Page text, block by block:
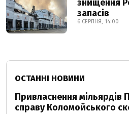
знищення
запасів
6 СЕРПНЯ, 14:00
ОСТАННІ НОВИНИ
Привласнення мільярдів
справу Коломойського